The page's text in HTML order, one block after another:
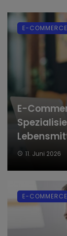
E-
11. Juni 2026
E-COMMERCE
E-COMMERCE